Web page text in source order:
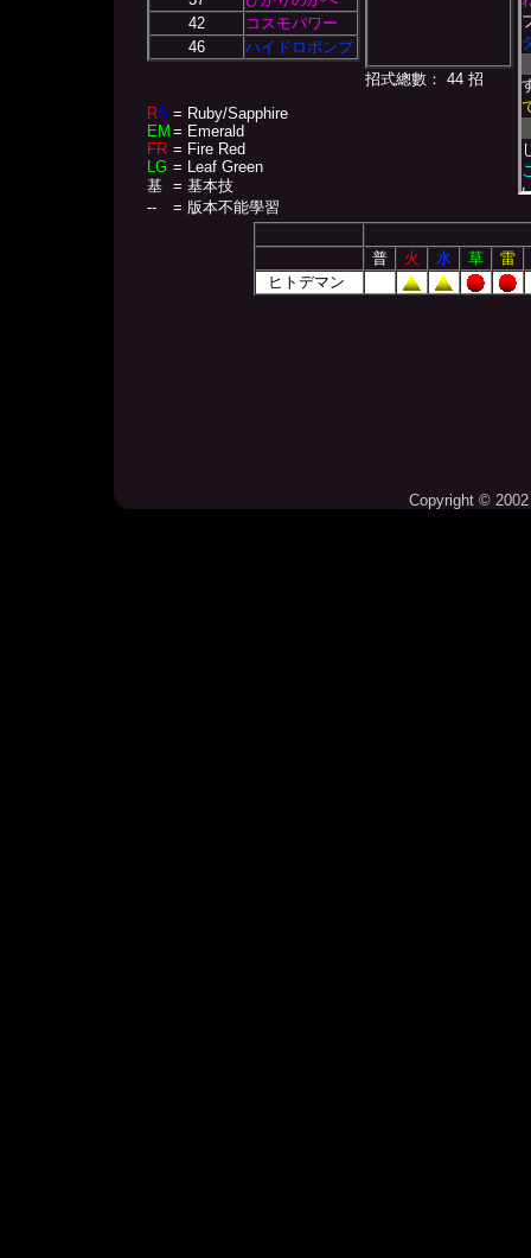
42
コスモパワー
46
ハイドロポンプ
RS = Ruby/Sapphire
EM = Emerald
FR = Fire Red
LG = Leaf Green
基
= 基本技
--
= 版本不能學習
招式總數： 44 招
普 火 水 草
雷
ヒトデマン
Copyright ©